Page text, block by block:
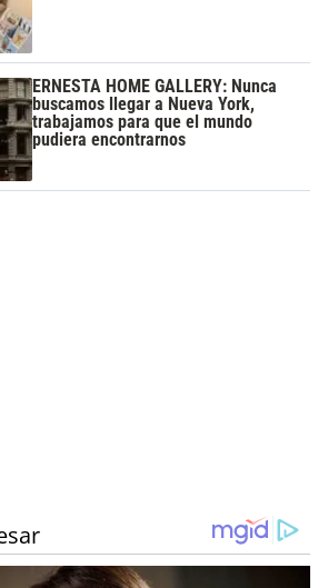
ERNESTA HOME GALLERY: Nunca
buscamos llegar a Nueva York,
trabajamos para que el mundo
pudiera encontrarnos